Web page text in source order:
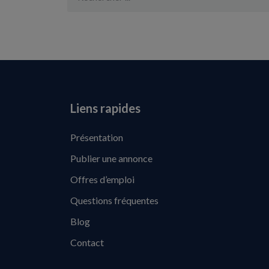
Liens rapides
Présentation
Publier une annonce
Offres d’emploi
Questions fréquentes
Blog
Contact